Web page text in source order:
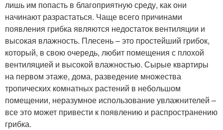
лишь им попасть в благоприятную среду, как они
начинают разрастаться. Чаще всего причинами
появления грибка являются недостаток вентиляции и
высокая влажность. Плесень – это простейший грибок,
который, в свою очередь, любит помещения с плохой
вентиляцией и высокой влажностью. Сырые квартиры
на первом этаже, дома, разведение множества
тропических комнатных растений в небольшом
помещении, неразумное использование увлажнителей –
все это может привести к появлению и распространению
грибка.